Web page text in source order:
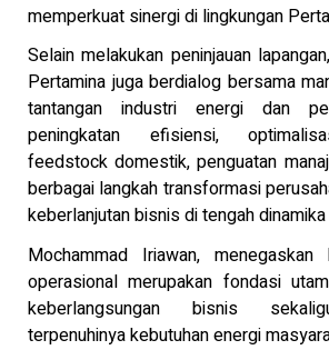
memperkuat sinergi di lingkungan
Selain melakukan peninjauan
Pertamina juga berdialog bersama
tantangan industri energi dan
peningkatan efisiensi,
feedstock domestik, penguatan
berbagai langkah transformasi
keberlanjutan bisnis di tengah
Mochammad Iriawan, menegaskan
operasional merupakan fondasi
keberlangsungan bisnis
terpenuhinya kebutuhan energi